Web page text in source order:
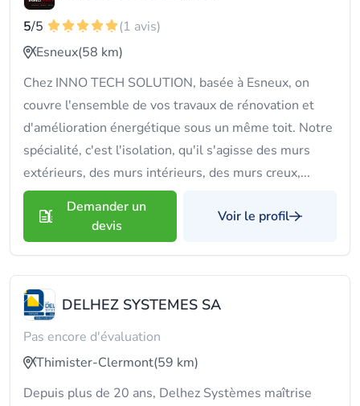
5/5
(1 avis)
Esneux(58 km)
Chez INNO TECH SOLUTION, basée à Esneux, on
couvre l'ensemble de vos travaux de rénovation et
d'amélioration énergétique sous un même toit. Notre
spécialité, c'est l'isolation, qu'il s'agisse des murs
extérieurs, des murs intérieurs, des murs creux,...
Demander un
devis
Voir le profil
DELHEZ SYSTEMES SA
Pas encore d'évaluation
Thimister-Clermont(59 km)
Depuis plus de 20 ans, Delhez Systèmes maîtrise